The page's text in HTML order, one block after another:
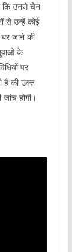
कि उनसे चेन
से उन्हें कोई
जाने की
के
पर
है की उक्त
होगी।